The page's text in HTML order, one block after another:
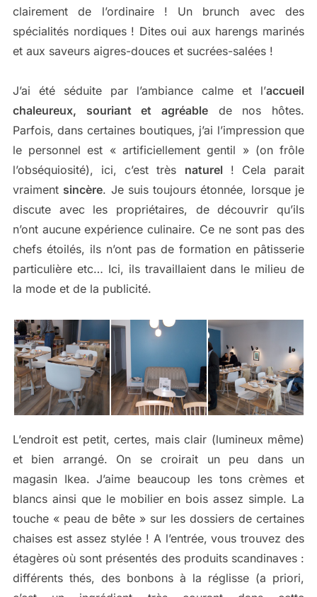
clairement de l’ordinaire ! Un brunch avec des
spécialités nordiques ! Dites oui aux harengs marinés
et aux saveurs aigres-douces et sucrées-salées !
J’ai été séduite par l’ambiance calme et l’accueil
chaleureux, souriant et agréable de nos hôtes.
Parfois, dans certaines boutiques, j’ai l’impression que
le personnel est « artificiellement gentil » (on frôle
l’obséquiosité), ici, c’est très naturel ! Cela parait
vraiment sincère. Je suis toujours étonnée, lorsque je
discute avec les propriétaires, de découvrir qu’ils
n’ont aucune expérience culinaire. Ce ne sont pas des
chefs étoilés, ils n’ont pas de formation en pâtisserie
particulière etc… Ici, ils travaillaient dans le milieu de
la mode et de la publicité.
L’endroit est petit, certes, mais clair (lumineux même)
et bien arrangé. On se croirait un peu dans un
magasin Ikea. J’aime beaucoup les tons crèmes et
blancs ainsi que le mobilier en bois assez simple. La
touche « peau de bête » sur les dossiers de certaines
chaises est assez stylée ! A l’entrée, vous trouvez des
étagères où sont présentés des produits scandinaves :
différents thés, des bonbons à la réglisse (a priori,